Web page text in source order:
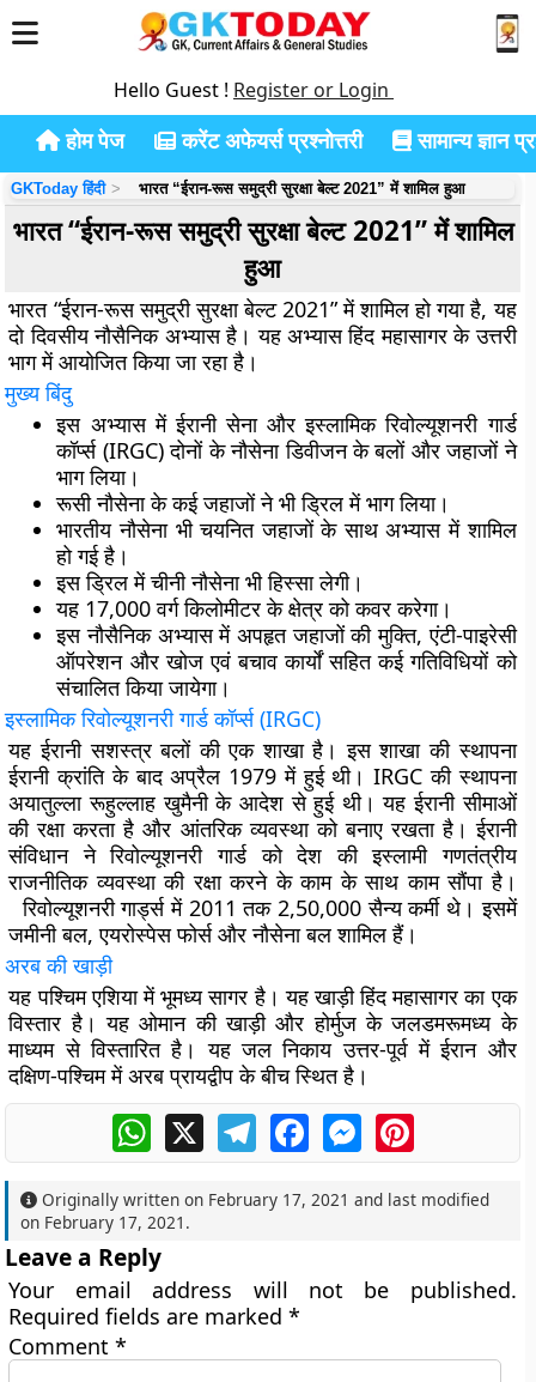
Hello Guest ! Register or Login
होम पेज करेंट अफेयर्स प्रश्नोत्तरी सामान्य ज्ञान
GKToday हिंदी भारत “ईरान-रूस समुद्री सुरक्षा बेल्ट 2021” में शामिल हुआ
भारत “ईरान-रूस समुद्री सुरक्षा बेल्ट 2021” में शामिल
हुआ
भारत “ईरान-रूस समुद्री सुरक्षा बेल्ट 2021” में शामिल हो गया है, यह
दो दिवसीय नौसैनिक अभ्यास है। यह अभ्यास हिंद महासागर के उत्तरी
भाग में आयोजित किया जा रहा है।
मुख्य बिंदु
इस अभ्यास में ईरानी सेना और इस्लामिक रिवोल्यूशनरी गार्ड
कॉर्प्स (IRGC) दोनों के नौसेना डिवीजन के बलों और जहाजों ने
भाग लिया।
रूसी नौसेना के कई जहाजों ने भी ड्रिल में भाग लिया।
भारतीय नौसेना भी चयनित जहाजों के साथ अभ्यास में शामिल
हो गई है।
इस ड्रिल में चीनी नौसेना भी हिस्सा लेगी।
यह 17,000 वर्ग किलोमीटर के क्षेत्र को कवर करेगा।
इस नौसैनिक अभ्यास में अपहृत जहाजों की मुक्ति, एंटी-पाइरेसी
ऑपरेशन और खोज एवं बचाव कार्यों सहित कई गतिविधियों को
संचालित किया जायेगा।
इस्लामिक रिवोल्यूशनरी गार्ड कॉर्प्स (IRGC)
यह ईरानी सशस्त्र बलों की एक शाखा है। इस शाखा की स्थापना
ईरानी क्रांति के बाद अप्रैल 1979 में हुई थी। IRGC की स्थापना
अयातुल्ला रूहुल्लाह खुमैनी के आदेश से हुई थी। यह ईरानी सीमाओं
की रक्षा करता है और आंतरिक व्यवस्था को बनाए रखता है। ईरानी
संविधान ने रिवोल्यूशनरी गार्ड को देश की इस्लामी गणतंत्रीय
राजनीतिक व्यवस्था की रक्षा करने के काम के साथ काम सौंपा है।
रिवोल्यूशनरी गार्ड्स में 2011 तक 2,50,000 सैन्य कर्मी थे। इसमें
जमीनी बल, एयरोस्पेस फोर्स और नौसेना बल शामिल हैं।
अरब की खाड़ी
यह पश्चिम एशिया में भूमध्य सागर है। यह खाड़ी हिंद महासागर का एक
विस्तार है। यह ओमान की खाड़ी और होर्मुज के जलडमरूमध्य के
माध्यम से विस्तारित है। यह जल निकाय उत्तर-पूर्व में ईरान और
दक्षिण-पश्चिम में अरब प्रायद्वीप के बीच स्थित है।
WhatsApp
X TelegramFacebookMessengerPinterest
Originally written on February 17, 2021 and last modified
on February 17, 2021 .
Leave a Reply
Your email address will not be published.
Required fields are marked*
Comment*